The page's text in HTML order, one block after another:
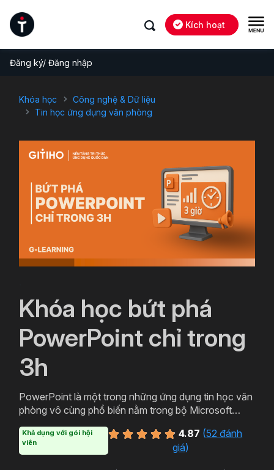
Kích hoạt
Đăng ký/ Đăng nhập
Khóa học
Công nghệ & Dữ liệu
Tin học ứng dụng văn phòng
Khóa học bứt phá
PowerPoint chỉ trong
3h
PowerPoint là một trong những ứng dụng tin học văn
phòng vô cùng phổ biến nằm trong bộ Microsoft
định dạng và kiểu khác nhau tạo sự hấp dẫn cho
slide. Tham gia khóa học sẽ giúp bạn tạo ra các bản
Khả dụng với gói hội
viên
4.87 (52 đánh
giá)